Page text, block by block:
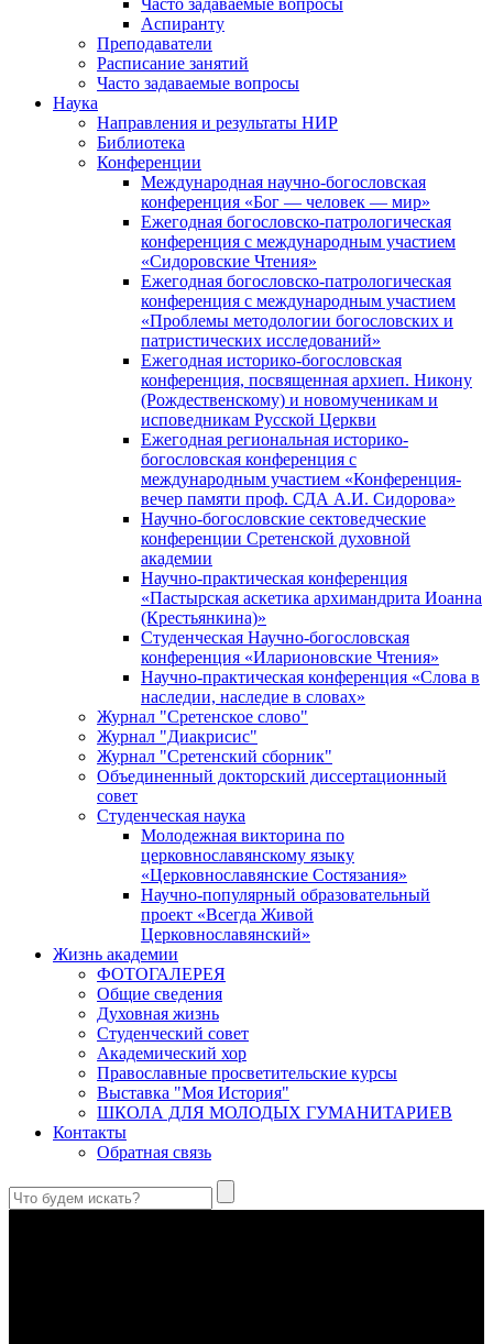
Аспиранту
Преподаватели
Расписание занятий
Часто задаваемые вопросы
Наука
Направления и результаты НИР
Библиотека
Конференции
Международная научно-богословская
конференция «Бог — человек — мир»
Ежегодная богословско-патрологическая
конференция с международным участием
«Сидоровские Чтения»
Ежегодная богословско-патрологическая
конференция с международным участием
«Проблемы методологии богословских и
патристических исследований»
Ежегодная историко-богословская
конференция, посвященная архиеп. Никону
(Рождественскому) и новомученикам и
исповедникам Русской Церкви
Ежегодная региональная историко-
богословская конференция с
международным участием «Конференция-
вечер памяти проф. СДА А.И. Сидорова»
Научно-богословские сектоведческие
конференции Сретенской духовной
академии
Научно-практическая конференция
«Пастырская аскетика архимандрита Иоанна
(Крестьянкина)»
Студенческая Научно-богословская
конференция «Иларионовские Чтения»
Научно-практическая конференция «Cлова в
наследии, наследие в словах»
Журнал "Сретенское слово"
Журнал "Диакрисис"
Журнал "Сретенский сборник"
Объединенный докторский диссертационный
совет
Студенческая наука
Молодежная викторина по
церковнославянскому языку
«Церковнославянские Состязания»
Научно-популярный образовательный
проект «Всегда Живой
Церковнославянский»
Жизнь академии
ФОТОГАЛЕРЕЯ
Общие сведения
Духовная жизнь
Студенческий совет
Академический хор
Православные просветительские курсы
Выставка "Моя История"
ШКОЛА ДЛЯ МОЛОДЫХ ГУМАНИТАРИЕВ
Контакты
Обратная связь